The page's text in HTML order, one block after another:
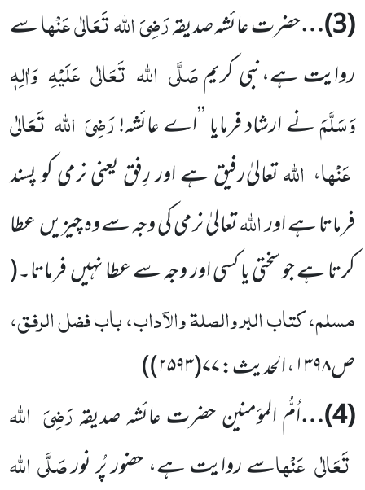
(
3
)…حضرت عائشہ صدیقہرَضِیَاللہتَعَالٰیعَنْہاسے
روایت ہے،نبی کریمصَلَّی اللہ تَعَالٰی عَلَیْہِ وَاٰلِہٖ
وَسَلَّمَنے ارشاد فرمایا’’اے عائشہ!رَضِیَ اللہ تَعَالٰی
عَنْہا، اللہتعالیٰ رفیق ہے اور رِفق یعنی نرمی کو پسند
فرماتا ہے اوراللہتعالیٰ نرمی کی وجہ سے وہ چیزیںعطا
کرتا ہے جو سختی یا کسی اور وجہ سے عطا نہیںفرماتا۔(
مسلم، کتاب البر والصلۃ والآداب، باب فضل الرفق،
ص۱۳۹۸، الحدیث: ۷۷(۲۵۹۳)
)
(
4
)…اُمُّ المؤمنین حضرت عائشہ صدیقہرَضِیَ اللہ
تَعَالٰی عَنْہاسے روایت ہے، حضور پُر نورصَلَّیاللہ